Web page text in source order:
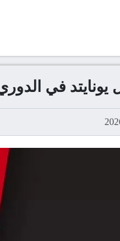
في الدوري